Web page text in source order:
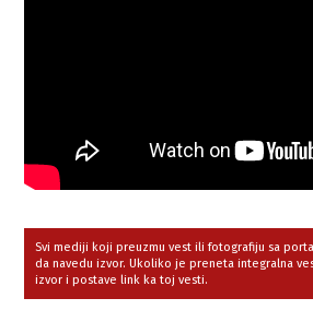
Svi mediji koji preuzmu vest ili fotografiju sa
da navedu izvor. Ukoliko je preneta integralna
izvor i postave link ka toj vesti.